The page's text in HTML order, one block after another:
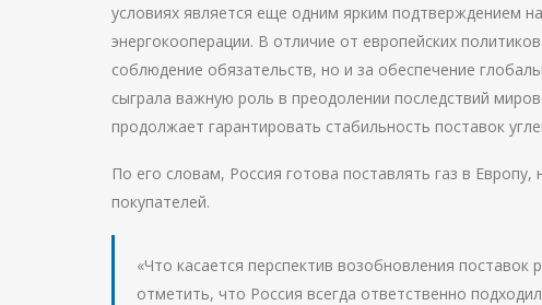
условиях является еще одним ярким подтверждением
энергокооперации. В отличие от европейских
соблюдение обязательств, но и за обеспечение
сыграла важную роль в преодолении последствий
продолжает гарантировать стабильность поставок
По его словам, Россия готова поставлять газ в
покупателей.
«Что касается перспектив возобновления
отметить, что Россия всегда ответственно